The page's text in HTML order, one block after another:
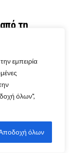
εμπειρία
όλων",
όλων
τη